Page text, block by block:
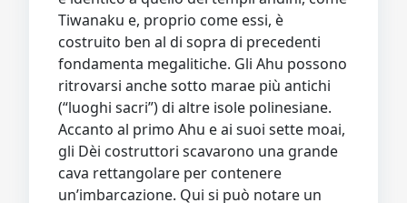
Tiwanaku e, proprio come essi, è
costruito ben al di sopra di precedenti
fondamenta megalitiche. Gli Ahu possono
ritrovarsi anche sotto marae più antichi
(“luoghi sacri”) di altre isole polinesiane.
Accanto al primo Ahu e ai suoi sette moai,
gli Dèi costruttori scavarono una grande
cava rettangolare per contenere
un’imbarcazione. Qui si può notare un